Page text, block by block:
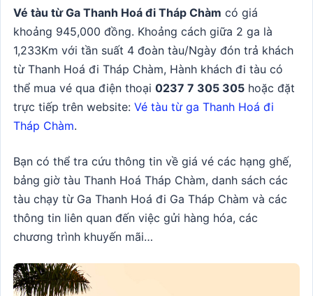
Vé tàu từ Ga Thanh Hoá đi Tháp Chàm có giá
khoảng 945,000 đồng. Khoảng cách giữa 2 ga là
1,233Km với tần suất 4 đoàn tàu/Ngày đón trả khách
từ Thanh Hoá đi Tháp Chàm, Hành khách đi tàu có
thể mua vé qua điện thoại 0237 7 305 305 hoặc đặt
trực tiếp trên website: Vé tàu từ ga Thanh Hoá đi
Tháp Chàm.
Bạn có thể tra cứu thông tin về giá vé các hạng ghế,
bảng giờ tàu Thanh Hoá Tháp Chàm, danh sách các
tàu chạy từ Ga Thanh Hoá đi Ga Tháp Chàm và các
thông tin liên quan đến việc gửi hàng hóa, các
chương trình khuyến mãi…